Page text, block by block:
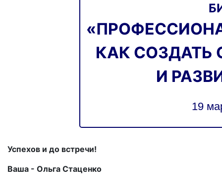
КАК СОЗДАТЬ
И
19
Успехов и до встречи!
Ваша - Ольга Стаценко